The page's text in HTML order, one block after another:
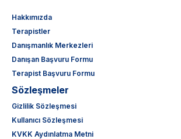
Hakkımızda
Terapistler
Danışmanlık Merkezleri
Danışan Başvuru Formu
Terapist Başvuru Formu
Sözleşmeler
Gizlilik Sözleşmesi
Kullanıcı Sözleşmesi
KVKK Aydınlatma Metni